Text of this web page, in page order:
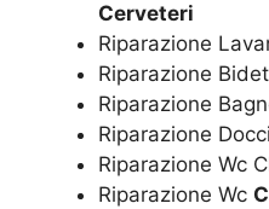
Cerveteri
Riparazione
Riparazione Bidet
Riparazione
Riparazione
Riparazione Wc
Riparazione Wc